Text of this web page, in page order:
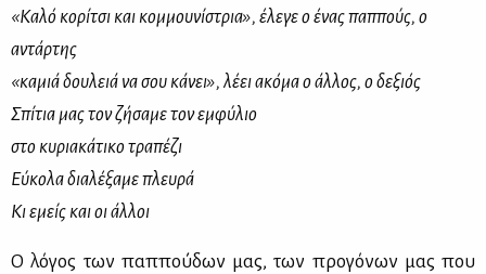
«Καλό κορίτσι και κομμουνίστρια», έλεγε ο ένας παππούς, ο
αντάρτης
«καμιά δουλειά να σου κάνει», λέει ακόμα ο άλλος, ο δεξιός
Σπίτια μας τον ζήσαμε τον εμφύλιο
στο κυριακάτικο τραπέζι
Εύκολα διαλέξαμε πλευρά
Κι εμείς και οι άλλοι
Ο λό­γος των παπ­πού­δων μας, των προ­γό­νων μας που